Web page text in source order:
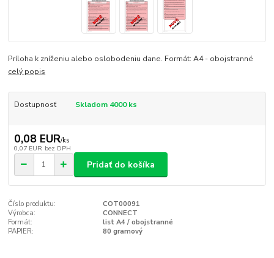
Príloha k zníženiu alebo oslobodeniu dane. Formát: A4 - obojstranné
celý popis
Dostupnosť Skladom 4000 ks
0,08 EUR/ks
0,07 EUR bez DPH
Pridať do košíka
Číslo produktu:
COT00091
Výrobca:
CONNECT
Formát:
list A4 / obojstranné
PAPIER:
80 gramový